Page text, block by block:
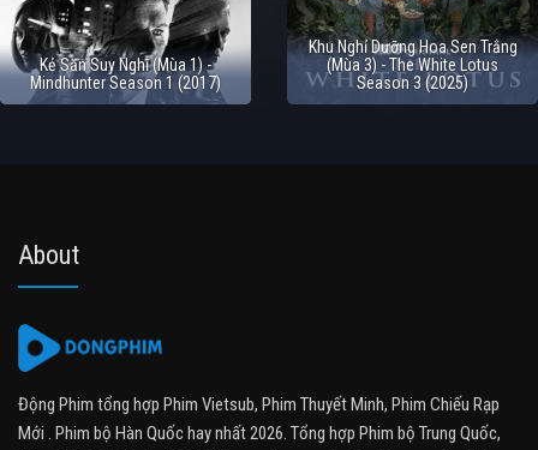
Kẻ Săn Suy Nghĩ (Mùa 1) -
Mindhunter Season 1 (2017)
Khu Nghỉ Dưỡng Hoa Sen Trắng
(Mùa 3) - The White Lotus
Season 3 (2025)
About
Động Phim tổng hợp Phim Vietsub, Phim Thuyết Minh, Phim Chiếu Rạp
Mới . Phim bộ Hàn Quốc hay nhất 2026. Tổng hợp Phim bộ Trung Quốc,